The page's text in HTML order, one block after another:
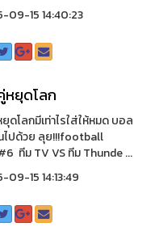
15 14:40:23
หยุดโลก
ดโลกมีเท่าไรใส่ให้หมด บอล
ไปด้วย ลุย!!!football
ทีม TV VS ทีม Thunde ...
15 14:13:49